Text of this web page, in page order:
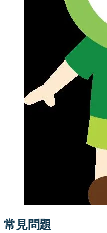
常見問題